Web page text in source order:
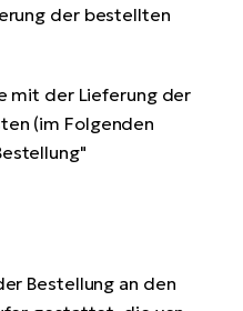
der bestellten
mit der Lieferung der
(im Folgenden
Bestellung an den